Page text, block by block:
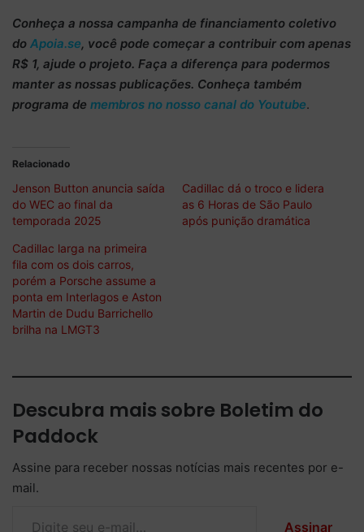
Conheça a nossa campanha de financiamento coletivo
do Apoia.se, você pode começar a contribuir com apenas
R$ 1, ajude o projeto. Faça a diferença para podermos
manter as nossas publicações. Conheça também
programa de membros no nosso canal do Youtube.
Relacionado
Jenson Button anuncia saída
do WEC ao final da
temporada 2025
Cadillac dá o troco e lidera
as 6 Horas de São Paulo
após punição dramática
Cadillac larga na primeira
fila com os dois carros,
porém a Porsche assume a
ponta em Interlagos e Aston
Martin de Dudu Barrichello
brilha na LMGT3
Descubra mais sobre Boletim do
Paddock
Assine para receber nossas notícias mais recentes por e-
mail.
Assinar